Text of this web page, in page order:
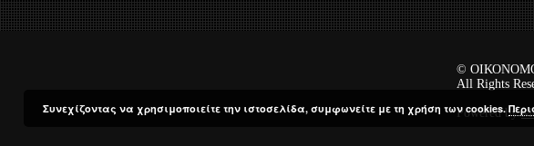
© ΟΙΚΟΝΟΜΟΥ
All Rights
Powered by
Συνεχίζοντας να χρησιμοποιείτε την ιστοσελίδα, συμφωνείτε με τη χρήση των cookies.